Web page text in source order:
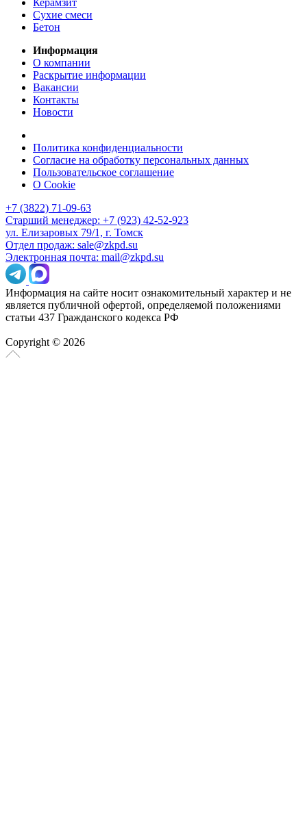
Керамзит
Сухие смеси
Бетон
Информация
О компании
Раскрытие информации
Вакансии
Контакты
Новости
Политика конфиденциальности
Согласие на обработку персональных данных
Пользовательское соглашение
О Cookie
+7 (3822) 71-09-63
Старший менеджер: +7 (923) 42-52-923
ул. Елизаровых 79/1, г. Томск
Отдел продаж: sale@zkpd.su
Электронная почта: mail@zkpd.su
Информация на сайте носит ознакомительный характер и не
является публичной офертой, определяемой положениями
статьи 437 Гражданского кодекса РФ
Copyright © 2026